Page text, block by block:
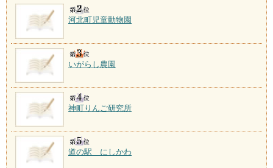
河北町児童動物園
いがらし農園
神町りんご研究所
道の駅 にしかわ